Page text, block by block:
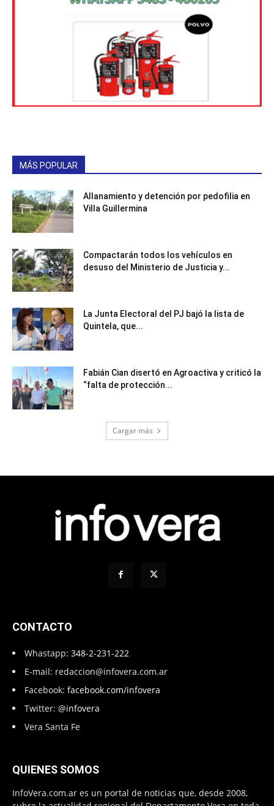
MÁS POPULAR
Allanamiento y detención por pedofilia en
Villa Guillermina
Compactarán todos los vehículos en
desuso del Ministerio de Justicia y...
La Junta Electoral del PJ bajó la lista de
Quintela, que...
Fabián Cian disertó en Agroactiva y criticó la
“falta de protección...
Cargar más
CONTACTO
Whastapp: 348-2-231-222
E-mail: redaccion@infovera.com.ar
Facebook: facebook.com/infovera
Twitter: @infovera
Vera Santa Fe
QUIENES SOMOS
InfoVera.com.ar es un portal de noticias que, desde 2008,